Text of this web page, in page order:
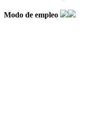
Modo de empleo